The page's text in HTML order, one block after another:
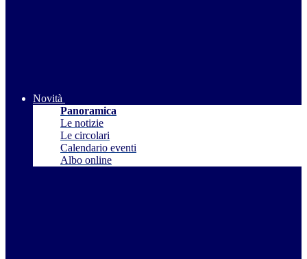
Novità
Panoramica
Le notizie
Le circolari
Calendario eventi
Albo online